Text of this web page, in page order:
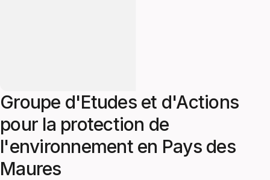
Groupe d'Etudes et d'Actions
pour la protection de
l'environnement en Pays des
Maures